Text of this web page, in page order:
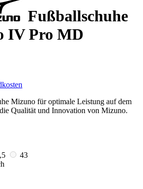
Fußballschuhe
IV Pro MD
Mizuno für optimale Leistung auf dem
Qualität und Innovation von Mizuno.
43